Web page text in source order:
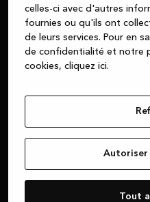
celles-ci avec d'autres
fournies ou qu'ils ont
de leurs services. Pour en
de confidentialité et notre
cookies, cliquez ici.
Autoriser
Tout
Nous sommes les
Les choix vous